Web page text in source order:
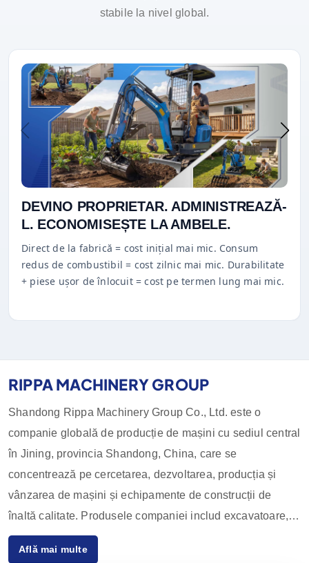
stabile la nivel global.
DEVINO PROPRIETAR. ADMINISTREAZĂ-
L. ECONOMISEȘTE LA AMBELE.
Direct de la fabrică = cost inițial mai mic. Consum
redus de combustibil = cost zilnic mai mic. Durabilitate
+ piese ușor de înlocuit = cost pe termen lung mai mic.
RIPPA MACHINERY GROUP
Shandong Rippa Machinery Group Co., Ltd. este o
companie globală de producție de mașini cu sediul central
în Jining, provincia Shandong, China, care se
concentrează pe cercetarea, dezvoltarea, producția și
vânzarea de mașini și echipamente de construcții de
înaltă calitate. Produsele companiei includ excavatoare,
încărcătoare, stivuitoare, încărcătoare compacte și
Află mai multe